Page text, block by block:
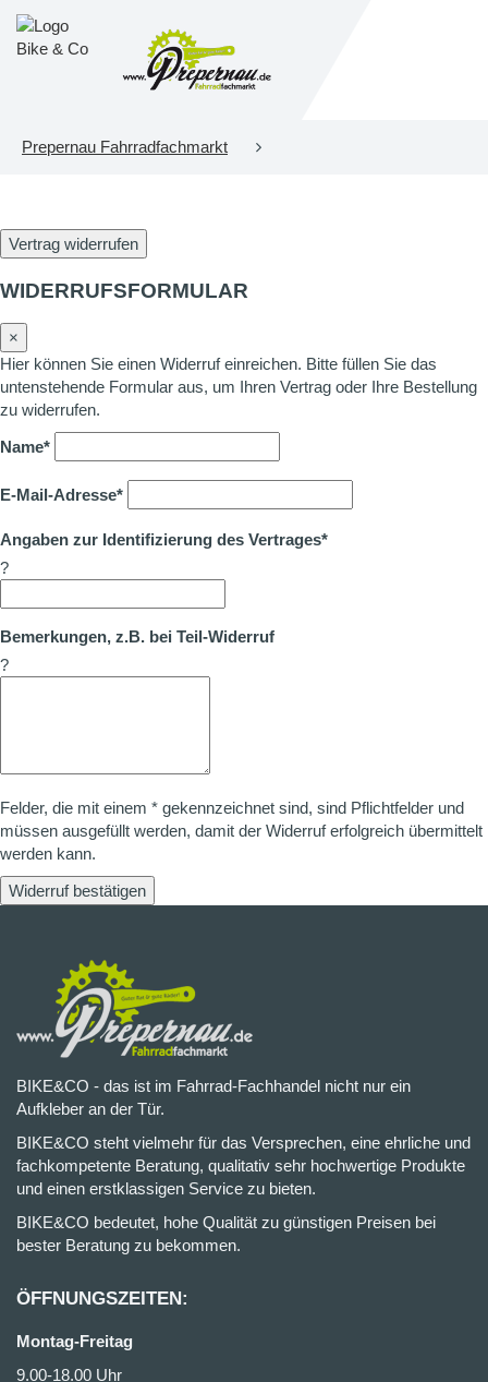
Prepernau Fahrradfachmarkt
Vertrag widerrufen
WIDERRUFSFORMULAR
×
Hier können Sie einen Widerruf einreichen. Bitte füllen Sie das
untenstehende Formular aus, um Ihren Vertrag oder Ihre Bestellung
zu widerrufen.
Name*
E-Mail-Adresse*
Angaben zur Identifizierung des Vertrages*
?
Bemerkungen, z.B. bei Teil-Widerruf
?
Felder, die mit einem * gekennzeichnet sind, sind Pflichtfelder und
müssen ausgefüllt werden, damit der Widerruf erfolgreich übermittelt
werden kann.
Widerruf bestätigen
BIKE&CO - das ist im Fahrrad-Fachhandel nicht nur ein
Aufkleber an der Tür.
BIKE&CO steht vielmehr für das Versprechen, eine ehrliche und
fachkompetente Beratung, qualitativ sehr hochwertige Produkte
und einen erstklassigen Service zu bieten.
BIKE&CO bedeutet, hohe Qualität zu günstigen Preisen bei
bester Beratung zu bekommen.
ÖFFNUNGSZEITEN:
Montag-Freitag
9.00-18.00 Uhr